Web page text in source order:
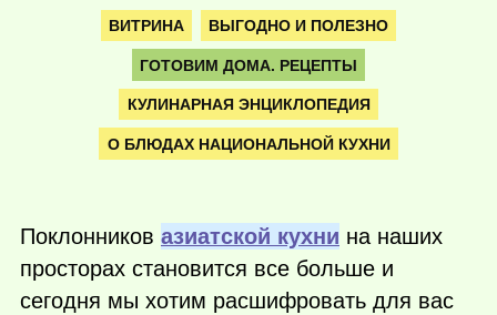
ВИТРИНА ВЫГОДНО И ПОЛЕЗНО
ГОТОВИМ ДОМА. РЕЦЕПТЫ
КУЛИНАРНАЯ ЭНЦИКЛОПЕДИЯ
О БЛЮДАХ НАЦИОНАЛЬНОЙ КУХНИ
Поклонников азиатской кухни на наших
просторах становится все больше и
сегодня мы хотим расшифровать для вас